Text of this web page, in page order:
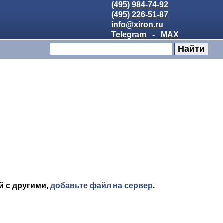
(495) 984-74-92
(495) 226-51-87
info@xiron.ru
Telegram
- MAX
с другими, добавьте файл на сервер.